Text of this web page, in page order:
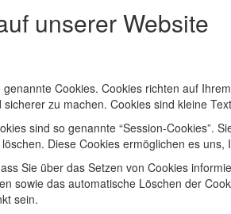
unserer Website
Cookies. Cookies richten auf
zu machen. Cookies sind kleine
sind so genannte “Session-Cookies”.
Diese Cookies ermöglichen es
Sie über das Setzen von Cookies
sowie das automatische Löschen der
sein.